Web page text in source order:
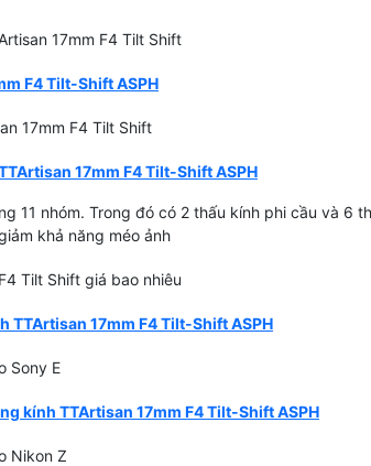
F4 Tilt-Shift ASPH
17mm F4 Tilt-Shift ASPH
11 nhóm. Trong đó có 2 thấu kính phi cầu và 6
khả năng méo ảnh
TTArtisan 17mm F4 Tilt-Shift ASPH
kính TTArtisan 17mm F4 Tilt-Shift ASPH
Cho Canon R / RF - Chính
Hãng
16,990,000 đ